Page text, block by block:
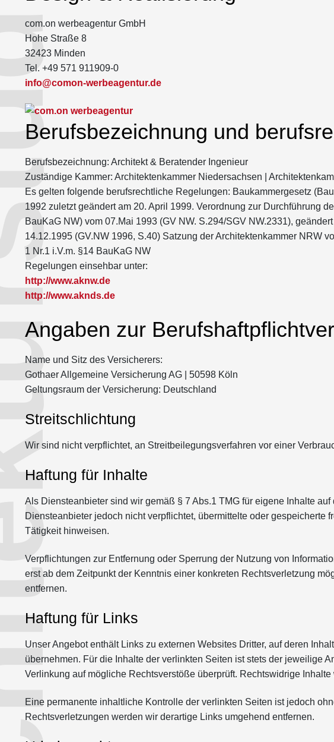
com.on werbeagentur GmbH
Hohe Straße 8
32423 Minden
Tel. +49 571 911909-0
info@comon-werbeagentur.de
Berufsbezeichnung und
Berufsbezeichnung: Architekt & Beratender Ingenieur
Zuständige Kammer: Architektenkammer Niedersachsen |
Es gelten folgende berufsrechtliche Regelungen: Baukammergesetz
1992 zuletzt geändert am 20. April 1999. Verordnung zur Durchführung
BauKaG NW) vom 07.Mai 1993 (GV NW. S.294/SGV NW.2331),
14.12.1995 (GV.NW 1996, S.40) Satzung der Architektenkammer NRW
1 Nr.1 i.V.m. §14 BauKaG NW
Regelungen einsehbar unter:
http://www.aknw.de
http://www.aknds.de
Angaben zur
Name und Sitz des Versicherers:
Gothaer Allgemeine Versicherung AG | 50598 Köln
Geltungsraum der Versicherung: Deutschland
Streitschlichtung
Wir sind nicht verpflichtet, an Streitbeilegungsverfahren vor einer
Haftung für Inhalte
Als Diensteanbieter sind wir gemäß § 7 Abs.1 TMG für eigene Inhalte
Diensteanbieter jedoch nicht verpflichtet, übermittelte oder
Tätigkeit hinweisen.
Verpflichtungen zur Entfernung oder Sperrung der Nutzung von
erst ab dem Zeitpunkt der Kenntnis einer konkreten Rechtsverletzung
entfernen.
Haftung für Links
Unser Angebot enthält Links zu externen Websites Dritter, auf deren
übernehmen. Für die Inhalte der verlinkten Seiten ist stets der jeweilige
Verlinkung auf mögliche Rechtsverstöße überprüft. Rechtswidrige
Eine permanente inhaltliche Kontrolle der verlinkten Seiten ist jedoch
Rechtsverletzungen werden wir derartige Links umgehend entfernen.